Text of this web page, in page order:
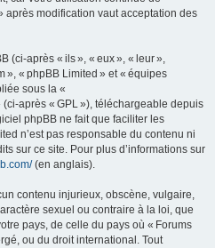
après modification vaut acceptation des
(ci-après « ils », « eux », « leur »,
», « phpBB Limited » et « équipes
sous la «
(ci-après « GPL »), téléchargeable depuis
phpBB ne fait que faciliter les
n’est pas responsable du contenu ni
sur ce site. Pour plus d’informations sur
(en anglais).
contenu injurieux, obscène, vulgaire,
sexuel ou contraire à la loi, que
pays, de celle du pays où « Forums
ou du droit international. Tout